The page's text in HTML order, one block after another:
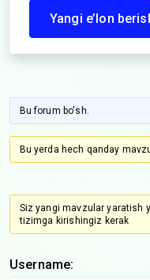
Yangi e’lon
Bu forum bo'sh.
Bu yerda hech qanday
Siz yangi mavzular yaratish
tizimga kirishingiz kerak
Username: